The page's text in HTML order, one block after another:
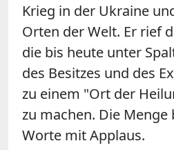
Krieg in der Ukraine
Orten der Welt. Er rief
die bis heute unter
des Besitzes und des
zu einem "Ort der
zu machen. Die Menge
Worte mit Applaus.